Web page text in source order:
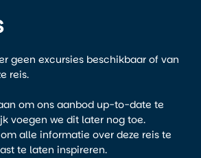
geen excursies beschikbaar of van
reis.
om ons aanbod up-to-date te
voegen we dit later nog toe.
alle informatie over deze reis te
te laten inspireren.